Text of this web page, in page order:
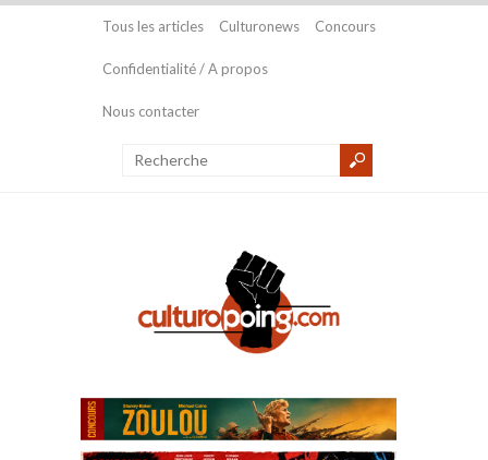
Tous les articles Culturonews Concours
Confidentialité / A propos
Nous contacter